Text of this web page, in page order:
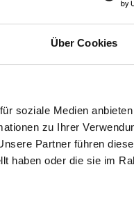
Über Cookies
soziale Medien
zu Ihrer
Partner führen diese
haben oder die sie im